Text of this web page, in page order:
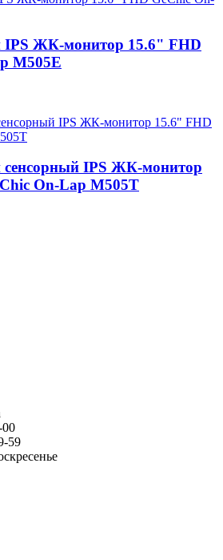
IPS ЖК-монитор 15.6" FHD
M505E
IPS ЖК-монитор
On-Lap M505T
00
59